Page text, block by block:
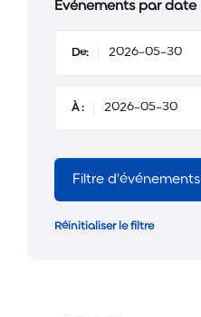
Événements par date
De:
À :
Filtre d'événements
Réinitialiser le filtre